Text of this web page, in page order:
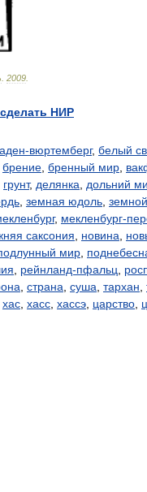
2009
НИР
вюртемберг, белый
брение бренный мир
грунт, делянка дольний
земная юдоль
, мекленбург-
саксония новина
мир
рейнланд-пфальц
страна суша тархан
хас хасс хассэ царство